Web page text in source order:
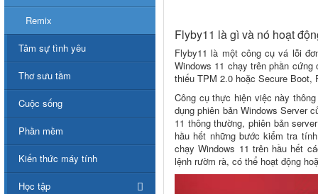
Flyby11 là gì và nó hoạt
Flyby11 là một công cụ vá lỗi
Windows 11 chạy trên phần
thiếu TPM 2.0 hoặc Secure Boot,
Công cụ thực hiện việc này
dụng phiên bản Windows Server
11 thông thường, phiên bản
hầu hết những bước kiểm tra
chạy Windows 11 trên hầu hết
lệnh rườm rà, có thể hoạt động
Remix
Tâm sự tình yêu
Thơ sưu tầm
Cuộc sống
Phần mềm
Kiến thức máy tính
Học tập